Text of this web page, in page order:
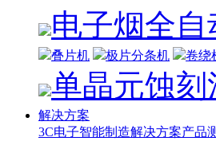
电子烟全
叠片机 极片分条机 卷绕
单晶元蚀刻
解决方案
3C电子智能制造解决方案产品